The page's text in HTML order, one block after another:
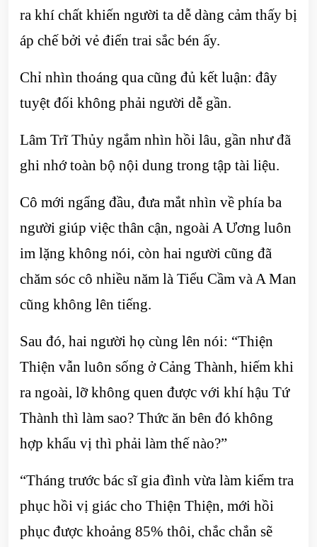
ra khí chất khiến người ta dễ dàng cảm thấy bị
áp chế bởi vẻ điển trai sắc bén ấy.
Chỉ nhìn thoáng qua cũng đủ kết luận: đây
tuyệt đối không phải người dễ gần.
Lâm Trĩ Thủy ngắm nhìn hồi lâu, gần như đã
ghi nhớ toàn bộ nội dung trong tập tài liệu.
Cô mới ngẩng đầu, đưa mắt nhìn về phía ba
người giúp việc thân cận, ngoài A Ương luôn
im lặng không nói, còn hai người cũng đã
chăm sóc cô nhiều năm là Tiểu Cầm và A Man
cũng không lên tiếng.
Sau đó, hai người họ cùng lên nói: “Thiện
Thiện vẫn luôn sống ở Cảng Thành, hiếm khi
ra ngoài, lỡ không quen được với khí hậu Tứ
Thành thì làm sao? Thức ăn bên đó không
hợp khẩu vị thì phải làm thế nào?”
“Tháng trước bác sĩ gia đình vừa làm kiểm tra
phục hồi vị giác cho Thiện Thiện, mới hồi
phục được khoảng 85% thôi, chắc chắn sẽ